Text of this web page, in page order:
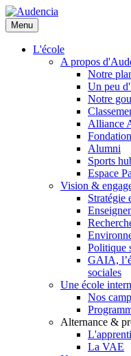
Aller
au
contenu
principal
Menu
L'école
A propos
Notre
Un peu
Notre
Alliance
Alumni
Sports
Espace
Vision &
Stratégie
Politique
GAIA,
sociales
Une école
Nos
Alternance &
La VAE